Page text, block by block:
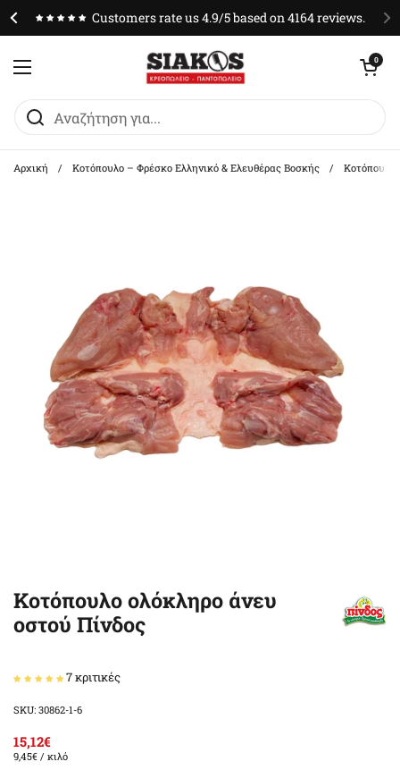
Customers rate us 4.9/5 based on 4164 reviews.
Άνοιγμα μενού
Άνοιγμα0
Αρχική / Κοτόπουλο – Φρέσκο Ελληνικό & Ελευθέρας Βοσκής / Κοτόπουλο
Κοτόπουλο ολόκληρο άνευ
οστού Πίνδος
7 κριτικές
SKU: 30862-1-6
15,12€
9,45€ / κιλό